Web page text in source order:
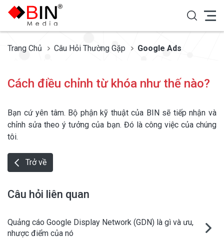
Trang Chủ Câu Hỏi Thường Gặp Google Ads
Cách điều chỉnh từ khóa như thế nào?
Bạn cứ yên tâm. Bộ phận kỹ thuật của BIN sẽ tiếp nhận và
chỉnh sửa theo ý tưởng của bạn. Đó là công việc của chúng
tôi.
Trở về
Câu hỏi liên quan
Quảng cáo Google Display Network (GDN) là gì và ưu,
nhược điểm của nó